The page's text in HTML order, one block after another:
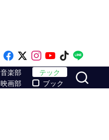
Like on Facebook
Follow on x
Follow on
Follow on
Follow
音楽部
映画部
テック
ブック